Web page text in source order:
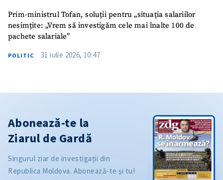
Prim-ministrul Tofan, soluții pentru „situația salariilor
nesimțite: „Vrem să investigăm cele mai înalte 100 de
pachete salariale”
POLITIC 31 iulie 2026, 10:47
Abonează-te la
Ziarul de Gardă
Singurul ziar de investigații din
Republica Moldova. Abonează-te și tu!